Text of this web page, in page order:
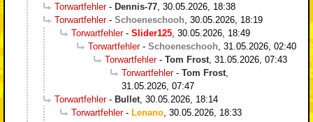
Torwartfehler- Dennis-77, 30.05.2026, 18:38
Torwartfehler- Schoeneschooh, 30.05.2026, 18:19
Torwartfehler- Slider125, 30.05.2026, 18:49
Torwartfehler- Schoeneschooh, 31.05.2026, 02:40
Torwartfehler- Tom Frost, 31.05.2026, 07:43
Torwartfehler- Tom Frost,
31.05.2026, 07:47
Torwartfehler- Bullet, 30.05.2026, 18:14
Torwartfehler- Lenano, 30.05.2026, 18:33